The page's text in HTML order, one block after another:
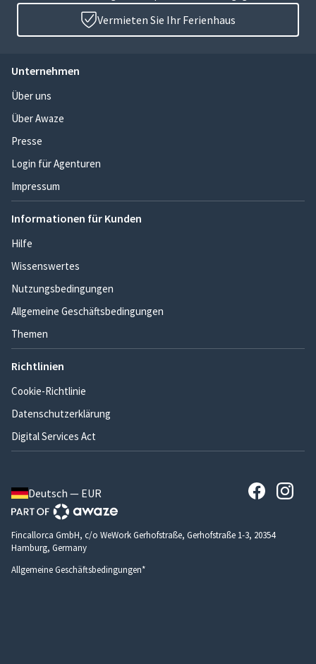
Vermieten Sie Ihr Ferienhaus
Unternehmen
Über uns
Über Awaze
Presse
Login für Agenturen
Impressum
Informationen für Kunden
Hilfe
Wissenswertes
Nutzungsbedingungen
Allgemeine Geschäftsbedingungen
Themen
Richtlinien
Cookie-Richtlinie
Datenschutzerklärung
Digital Services Act
Deutsch — EUR
Fincallorca GmbH, c/o WeWork Gerhofstraße, Gerhofstraße 1-3, 20354
Hamburg, Germany
Allgemeine Geschäftsbedingungen*